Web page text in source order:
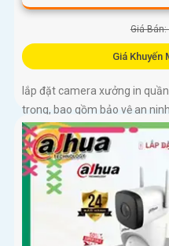
Giá
Giá Khuyến
lắp đặt camera xưởng in
trọng, bao gồm bảo vệ an
chất lượng sản phẩm, bảo vệ